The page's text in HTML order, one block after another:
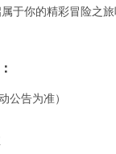
于你的精彩冒险之
公告为准）